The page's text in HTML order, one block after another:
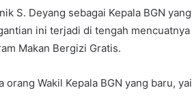
S. Deyang sebagai Kepala BGN
ini terjadi di tengah
Makan Bergizi Gratis.
Wakil Kepala BGN yang baru,